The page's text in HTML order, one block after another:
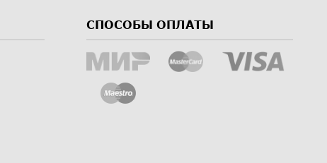
СПОСОБЫ ОПЛАТЫ